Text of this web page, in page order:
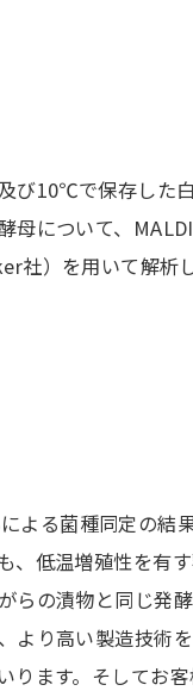
び10℃で保存した
母について、
社）を用いて解析
よる菌種同定の結
、低温増殖性を有
らの漬物と同じ発
より高い製造技術
ります。そしてお